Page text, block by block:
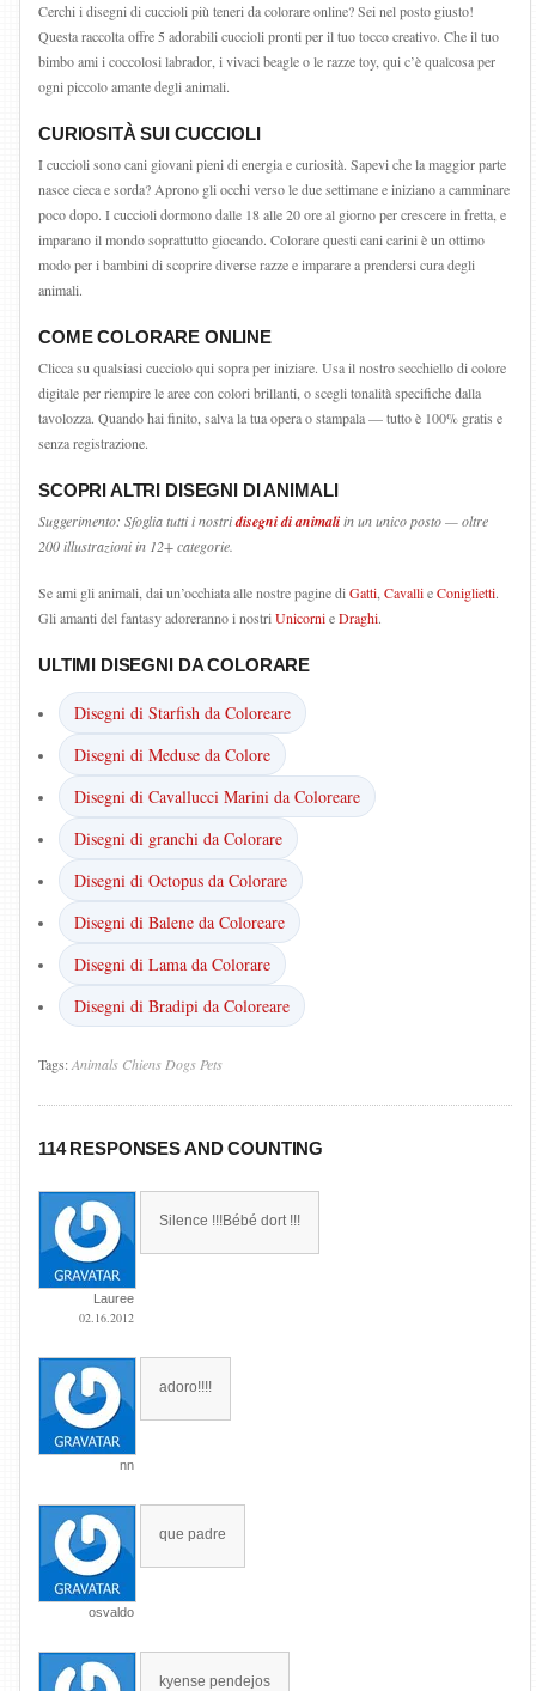
Cerchi i disegni di cuccioli più teneri da colorare online? Sei nel posto giusto!
Questa raccolta offre 5 adorabili cuccioli pronti per il tuo tocco creativo. Che il tuo
bimbo ami i coccolosi labrador, i vivaci beagle o le razze toy, qui c’è qualcosa per
ogni piccolo amante degli animali.
CURIOSITÀ SUI CUCCIOLI
I cuccioli sono cani giovani pieni di energia e curiosità. Sapevi che la maggior parte
nasce cieca e sorda? Aprono gli occhi verso le due settimane e iniziano a camminare
poco dopo. I cuccioli dormono dalle 18 alle 20 ore al giorno per crescere in fretta, e
imparano il mondo soprattutto giocando. Colorare questi cani carini è un ottimo
modo per i bambini di scoprire diverse razze e imparare a prendersi cura degli
animali.
COME COLORARE ONLINE
Clicca su qualsiasi cucciolo qui sopra per iniziare. Usa il nostro secchiello di colore
digitale per riempire le aree con colori brillanti, o scegli tonalità specifiche dalla
tavolozza. Quando hai finito, salva la tua opera o stampala — tutto è 100% gratis e
senza registrazione.
SCOPRI ALTRI DISEGNI DI ANIMALI
Suggerimento: Sfoglia tutti i nostridisegni di animaliin un unico posto — oltre
200 illustrazioni in 12+ categorie.
Se ami gli animali, dai un’occhiata alle nostre pagine di Gatti CavallieConiglietti.
Gli amanti del fantasy adoreranno i nostri UnicornieDraghi.
ULTIMI DISEGNI DA COLORARE
Disegni di Starfish da Coloreare
Disegni di Meduse da Colore
Disegni di Cavallucci Marini da Coloreare
Disegni di granchi da Colorare
Disegni di Octopus da Colorare
Disegni di Balene da Coloreare
Disegni di Lama da Colorare
Disegni di Bradipi da Coloreare
Tags:Animals Chiens Dogs Pets
114 RESPONSES AND COUNTING
Lauree
02.16.2012
Silence !!!Bébé dort !!!
nn
adoro!!!!
osvaldo
que padre
kyense pendejos